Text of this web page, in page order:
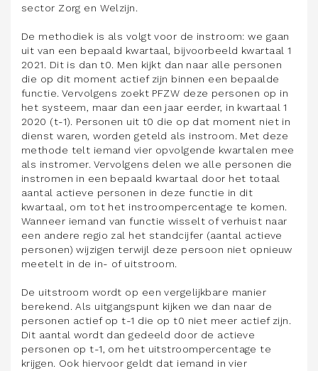
sector Zorg en Welzijn.
De methodiek is als volgt voor de instroom: we gaan
uit van een bepaald kwartaal, bijvoorbeeld kwartaal 1
2021. Dit is dan t0. Men kijkt dan naar alle personen
die op dit moment actief zijn binnen een bepaalde
functie. Vervolgens zoekt PFZW deze personen op in
het systeem, maar dan een jaar eerder, in kwartaal 1
2020 (t-1). Personen uit t0 die op dat moment niet in
dienst waren, worden geteld als instroom. Met deze
methode telt iemand vier opvolgende kwartalen mee
als instromer. Vervolgens delen we alle personen die
instromen in een bepaald kwartaal door het totaal
aantal actieve personen in deze functie in dit
kwartaal, om tot het instroompercentage te komen.
Wanneer iemand van functie wisselt of verhuist naar
een andere regio zal het standcijfer (aantal actieve
personen) wijzigen terwijl deze persoon niet opnieuw
meetelt in de in- of uitstroom.
De uitstroom wordt op een vergelijkbare manier
berekend. Als uitgangspunt kijken we dan naar de
personen actief op t-1 die op t0 niet meer actief zijn.
Dit aantal wordt dan gedeeld door de actieve
personen op t-1, om het uitstroompercentage te
krijgen. Ook hiervoor geldt dat iemand in vier